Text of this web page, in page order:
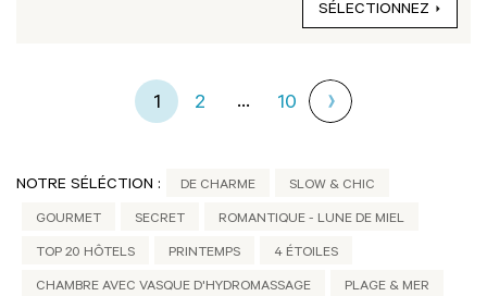
SÉLECTIONNEZ
1 2 ... 10
NOTRE SÉLÉCTION : DE CHARME SLOW & CHIC
GOURMET SECRET ROMANTIQUE - LUNE DE MIEL
TOP 20 HÔTELS PRINTEMPS 4 ÉTOILES
CHAMBRE AVEC VASQUE D'HYDROMASSAGE PLAGE & MER